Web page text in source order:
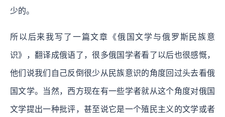
少的。
所以后来我写了一篇文章《俄国文学与俄罗斯民族意
识》，翻译成俄语了，很多俄国学者看了以后也很感慨，
他们说我们自己反倒很少从民族意识的角度回过头去看俄
国文学。当然，西方现在有一些学者就从这个角度对俄国
文学提出一种批评，甚至说它是一个殖民主义的文学或者